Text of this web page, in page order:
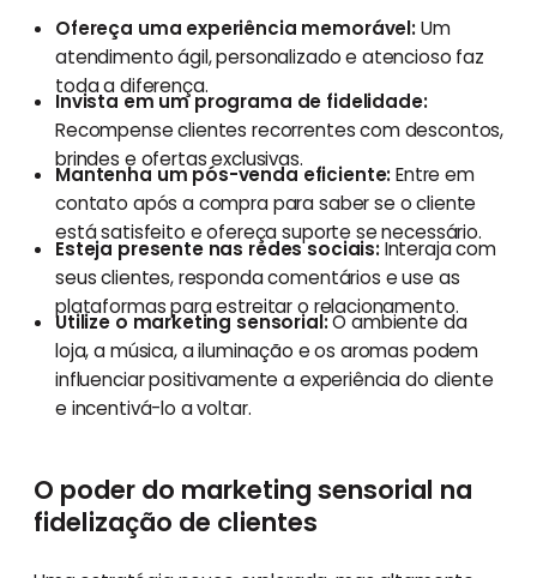
Ofereça uma experiência memorável:Um
atendimento ágil, personalizado e atencioso faz
toda a diferença.
Invista em um programa de fidelidade:
Recompense clientes recorrentes com descontos,
brindes e ofertas exclusivas.
Mantenha um pós-venda eficiente:Entre em
contato após a compra para saber se o cliente
está satisfeito e ofereça suporte se necessário.
Esteja presente nas redes sociais:Interaja com
seus clientes, responda comentários e use as
plataformas para estreitar o relacionamento.
Utilize o marketing sensorial:O ambiente da
loja, a música, a iluminação e os aromas podem
influenciar positivamente a experiência do cliente
e incentivá-lo a voltar.
O poder do marketing sensorial na
fidelização de clientes